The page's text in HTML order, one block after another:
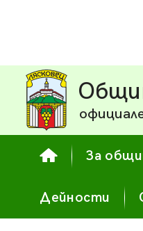
За
Дейности